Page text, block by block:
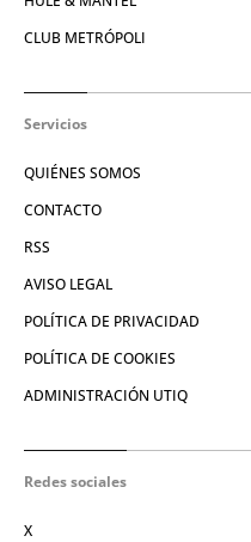
CLUB METRÓPOLI
Servicios
QUIÉNES SOMOS
CONTACTO
RSS
AVISO LEGAL
POLÍTICA DE PRIVACIDAD
POLÍTICA DE COOKIES
ADMINISTRACIÓN UTIQ
Redes sociales
X